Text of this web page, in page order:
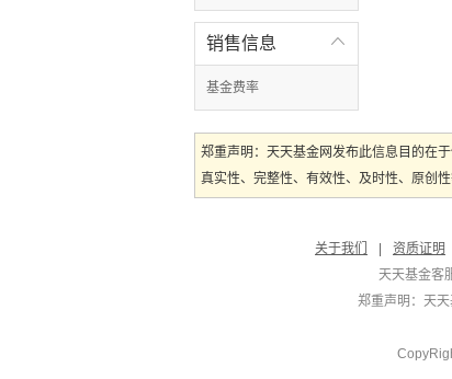

销售信息
基金费率
郑重声明：天天基金网发布此信息目的在
真实性、完整性、有效性、及时性、原创
关于我们
资质证明
天天基金客
郑重声明： 天